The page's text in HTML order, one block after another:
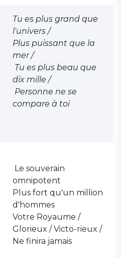
Tu es plus grand que
l'univers /
Plus puissant que la
mer /
Tu es plus beau que
dix mille /
Personne ne se
compare à toi
Le souverain
omnipotent
Plus fort qu'un million
d'hommes
Votre Royaume /
Glorieux / Victo-rieux /
Ne finira jamais